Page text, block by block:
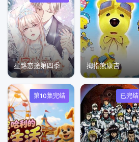
星路恋途第四季 拇指熊康吉
第10集完结 已完结